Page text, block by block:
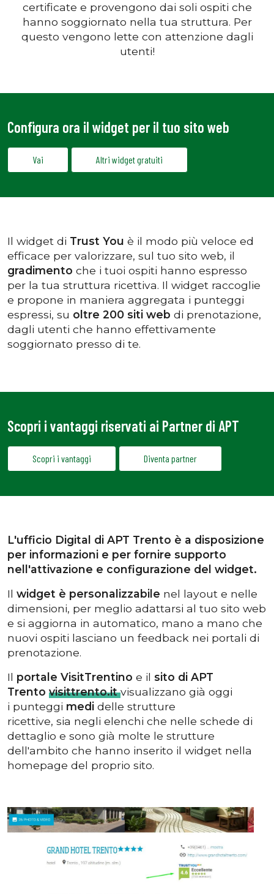
certificate e provengono dai soli ospiti che
hanno soggiornato nella tua struttura. Per
questo vengono lette con attenzione dagli
utenti!
Configura ora il widget per il tuo sito web
Vai Altri widget gratuiti
Il widget di Trust You è il modo più veloce ed
efficace per valorizzare, sul tuo sito web, il
gradimento che i tuoi ospiti hanno espresso
per la tua struttura ricettiva. Il widget raccoglie
e propone in maniera aggregata i punteggi
espressi, su oltre 200 siti web di prenotazione,
dagli utenti che hanno effettivamente
soggiornato presso di te.
Scopri i vantaggi riservati ai Partner di APT
Scopri i vantaggi Diventa partner
L'ufficio Digital di APT Trento è a disposizione
per informazioni e per fornire supporto
nell'attivazione e configurazione del widget.
Il widget è personalizzabile nel layout e nelle
dimensioni, per meglio adattarsi al tuo sito web
e si aggiorna in automatico, mano a mano che
nuovi ospiti lasciano un feedback nei portali di
prenotazione.
Il portale VisitTrentino e il sito di APT
Trento visittrento.it visualizzano già oggi
i punteggi medi delle strutture
ricettive, sia negli elenchi che nelle schede di
dettaglio e sono già molte le strutture
dell'ambito che hanno inserito il widget nella
homepage del proprio sito.